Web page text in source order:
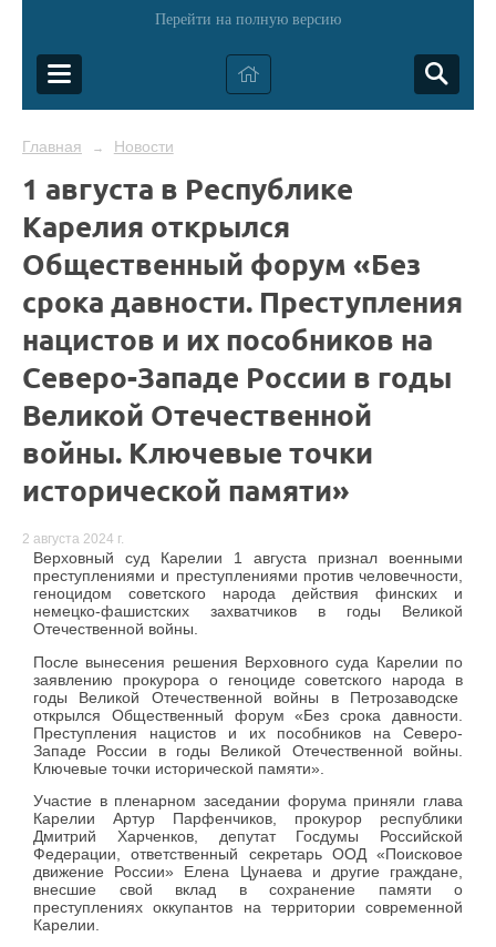
Перейти на полную версию
Главная → Новости
1 августа в Республике
Карелия открылся
Общественный форум «Без
срока давности. Преступления
нацистов и их пособников на
Северо-Западе России в годы
Великой Отечественной
войны. Ключевые точки
исторической памяти»
2 августа 2024 г.
Верховный суд Карелии 1 августа признал военными
преступлениями и преступлениями против человечности,
геноцидом советского народа действия финских и
немецко-фашистских захватчиков в годы Великой
Отечественной войны.
После вынесения решения Верховного суда Карелии по
заявлению прокурора о геноциде советского народа в
годы Великой Отечественной войны в Петрозаводске
открылся Общественный форум «Без срока давности.
Преступления нацистов и их пособников на Северо-
Западе России в годы Великой Отечественной войны.
Ключевые точки исторической памяти».
Участие в пленарном заседании форума приняли глава
Карелии Артур Парфенчиков, прокурор республики
Дмитрий Харченков, депутат Госдумы Российской
Федерации, ответственный секретарь ООД «Поисковое
движение России» Елена Цунаева и другие граждане,
внесшие свой вклад в сохранение памяти о
преступлениях оккупантов на территории современной
Карелии.